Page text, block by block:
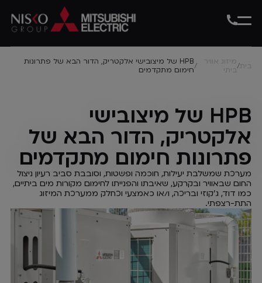
בית/מיזוג אוויר
ביתי
/
HPB של מיצובישי אלקטריק, הדור הבא של פתרונות
חימום מתקדמים
HPB של מיצובישי
אלקטריק, הדור הבא של
פתרונות חימום מתקדמים
מערכת שמשלבת יעילות, חוכמה ופשטות, וסובבת סביב רעיון ניצול
החום שבאוויר ובקרקע, שאיבתו והפנייתו לחימום מקורות מים ביתיים,
כמו דוד, ג'קוזי ובריכה, ו/או כאמצעי וכחלק ממערכת המיזוג
התת-רצפתי.